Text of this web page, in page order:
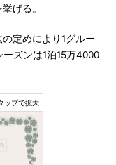
げる。
定めにより1グルー
ズンは1泊15万4000